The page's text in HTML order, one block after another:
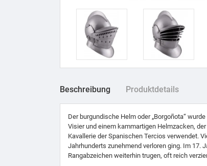
Beschreibung Produktdetails
Der burgundische Helm oder „Borgoñota“
Visier und einem kammartigen Helmzacken,
Kavallerie der Spanischen Tercios verwendet.
Jahrhunderts zunehmend verloren ging. Im 17.
Rangabzeichen weiterhin trugen, oft reich